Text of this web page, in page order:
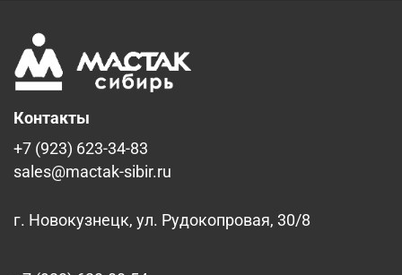
Контакты
+7 (923) 623-34-83
sales@mactak-sibir.ru
г. Новокузнецк, ул. Рудокопровая, 30/8